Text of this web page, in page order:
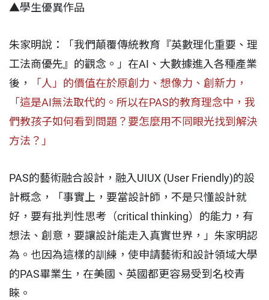
▲學生優異作品
朱家明說：「我們顛覆傳統教育『英數理化重要、理
工法商優先』的觀念。」在AI、大數據進入各種產業
後，
「人」的價值在於原創力、想像力、創新力，
「這是AI無法取代的。所以在PAS的教育理念中，我
們教孩子如何看到問題？要怎麼用不同眼光找到解決
方法？」
PAS的藝術融合設計，融入UIUX (User Friendly)的設
計概念，「事實上，要當設計師，不是只懂設計就
好，要有批判性思考（critical thinking）的能力，有
想法、創意，要讓設計能走入真實世界，」朱家明認
為。也因為這樣的訓練，使申請藝術和設計領域大學
的PAS畢業生，在美國、英國都更容易受到名校青
睞。